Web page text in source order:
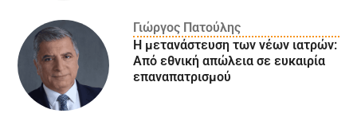
Γιώργος Πατούλης
Η μετανάστευση των νέων ιατρών:
Aπό εθνική απώλεια σε ευκαιρία
επαναπατρισμού